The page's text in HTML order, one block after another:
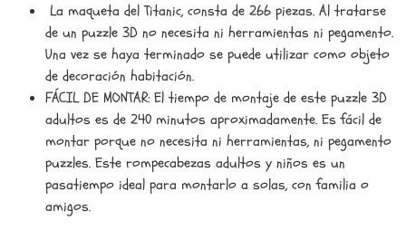
La maqueta del Titanic, consta de 266 piezas. Al tratarse
de un puzzle 3D no necesita ni herramientas ni pegamento.
Una vez se haya terminado se puede utilizar como objeto
de decoración habitación.
FÁCIL DE MONTAR: El tiempo de montaje de este puzzle 3D
adultos es de 240 minutos aproximadamente. Es fácil de
montar porque no necesita ni herramientas, ni pegamento
puzzles. Este rompecabezas adultos y niños es un
pasatiempo ideal para montarlo a solas, con familia o
amigos.